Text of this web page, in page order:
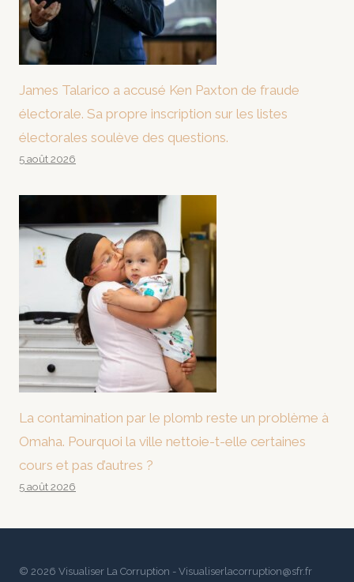
James Talarico a accusé Ken Paxton de fraude
électorale. Sa propre inscription sur les listes
électorales soulève des questions.
5 août 2026
La contamination par le plomb reste un problème à
Omaha. Pourquoi la ville nettoie-t-elle certaines
cours et pas d’autres ?
5 août 2026
© 2026 Visualiser La Corruption - Visualiserlacorruption@sfr.fr